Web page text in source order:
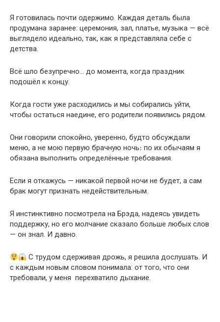
Я готовилась почти одержимо. Каждая деталь была
продумана заранее: церемония, зал, платье, музыка — всё
выглядело идеально, так, как я представляла себе с
детства.
Всё шло безупречно… до момента, когда праздник
подошёл к концу.
Когда гости уже расходились и мы собирались уйти,
чтобы остаться наедине, его родители появились рядом.
Они говорили спокойно, уверенно, будто обсуждали
меню, а не мою первую брачную ночь։ по их обычаям я
обязана выполнить определённые требования.
Если я откажусь — никакой первой ночи не будет, а сам
брак могут признать недействительным.
Я инстинктивно посмотрела на Брэда, надеясь увидеть
поддержку, но его молчание сказало больше любых слов
— он знал. И давно.
С трудом сдерживая дрожь, я решила дослушать. И
с каждым новым словом понимала: от того, что они
требовали, у меня перехватило дыхание.